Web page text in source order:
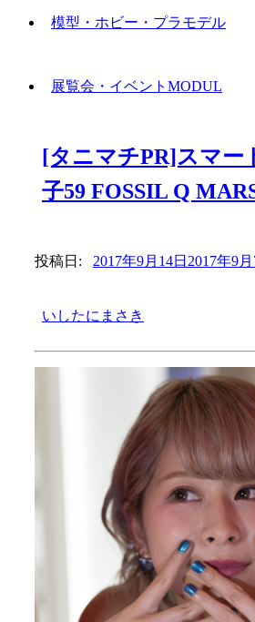
模型・ホビー・プラモデル
展覧会・イベントMODUL
[タニマチPR]スマー
子59 FOSSIL Q
投稿日: 2017年9月14日 2017年9月
いしたにまさき